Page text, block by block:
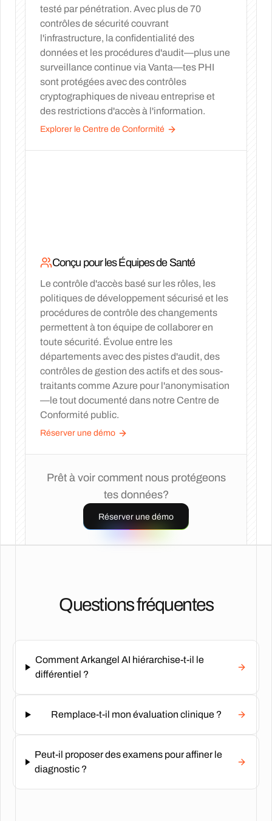
testé par pénétration. Avec plus de 70
contrôles de sécurité couvrant
l'infrastructure, la confidentialité des
données et les procédures d'audit—plus une
surveillance continue via Vanta—tes PHI
sont protégées avec des contrôles
cryptographiques de niveau entreprise et
des restrictions d'accès à l'information.
Explorer le Centre de Conformité
Conçu pour les Équipes de Santé
Le contrôle d'accès basé sur les rôles, les
politiques de développement sécurisé et les
procédures de contrôle des changements
permettent à ton équipe de collaborer en
toute sécurité. Évolue entre les
départements avec des pistes d'audit, des
contrôles de gestion des actifs et des sous-
traitants comme Azure pour l'anonymisation
—le tout documenté dans notre Centre de
Conformité public.
Réserver une démo
Prêt à voir comment nous protégeons
tes données?
Réserver une démo
Questions fréquentes
Comment Arkangel AI hiérarchise-t-il le
différentiel ?
Remplace-t-il mon évaluation clinique ?
Peut-il proposer des examens pour affiner le
diagnostic ?